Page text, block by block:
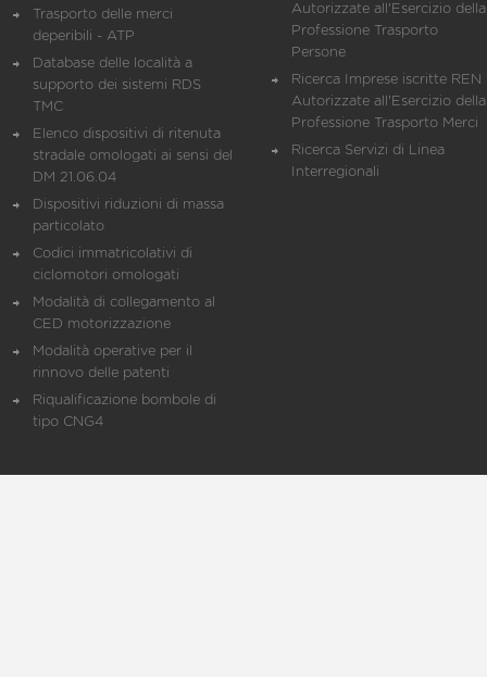
Trasporto delle merci
deperibili - ATP
Database delle località a
supporto dei sistemi RDS
TMC
Elenco dispositivi di ritenuta
stradale omologati ai sensi del
DM 21.06.04
Dispositivi riduzioni di massa
particolato
Codici immatricolativi di
ciclomotori omologati
Modalità di collegamento al
CED motorizzazione
Modalità operative per il
rinnovo delle patenti
Riqualificazione bombole di
tipo CNG4
Autorizzate all'Esercizio della
Professione Trasporto
Persone
Ricerca Imprese iscritte REN
Autorizzate all'Esercizio della
Professione Trasporto Merci
Ricerca Servizi di Linea
Interregionali